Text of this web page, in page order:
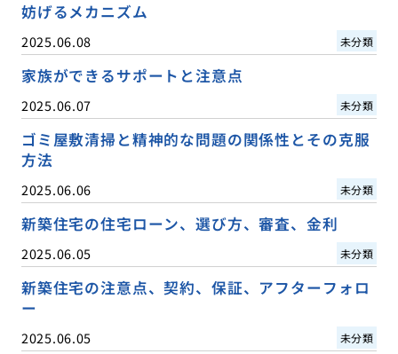
妨げるメカニズム
2025.06.08 未分類
家族ができるサポートと注意点
2025.06.07 未分類
ゴミ屋敷清掃と精神的な問題の関係性とその克服
方法
2025.06.06 未分類
新築住宅の住宅ローン、選び方、審査、金利
2025.06.05 未分類
新築住宅の注意点、契約、保証、アフターフォロ
ー
2025.06.05 未分類